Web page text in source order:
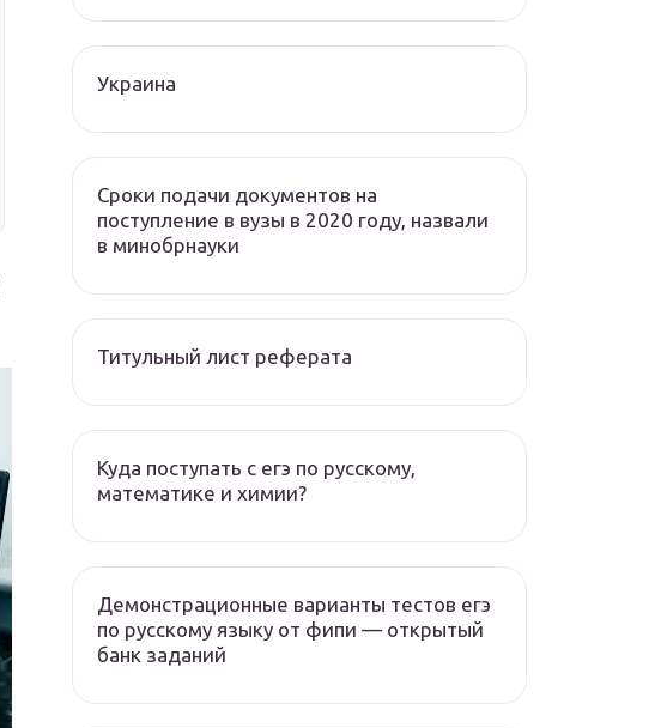
Украина
Сроки подачи документов на
поступление в вузы в 2020 году, назвали
в минобрнауки
Титульный лист реферата
Куда поступать с егэ по русскому,
математике и химии?
Демонстрационные варианты тестов егэ
по русскому языку от фипи — открытый
банк заданий